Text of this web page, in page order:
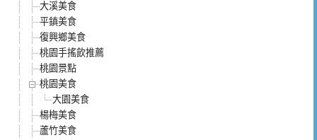
大溪美食
平鎮美食
復興鄉美食
桃園手搖飲推薦
桃園景點
桃園美食
大園美食
楊梅美食
蘆竹美食